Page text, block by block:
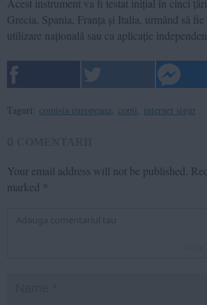
Acest instrument va fi testat inițial în cinci
Grecia, Spania, Franța și Italia, urmând să fie
utilizare națională sau ca aplicație
Taguri: comisia europeana copii internet sigur
Your email address will not be published.
marked *